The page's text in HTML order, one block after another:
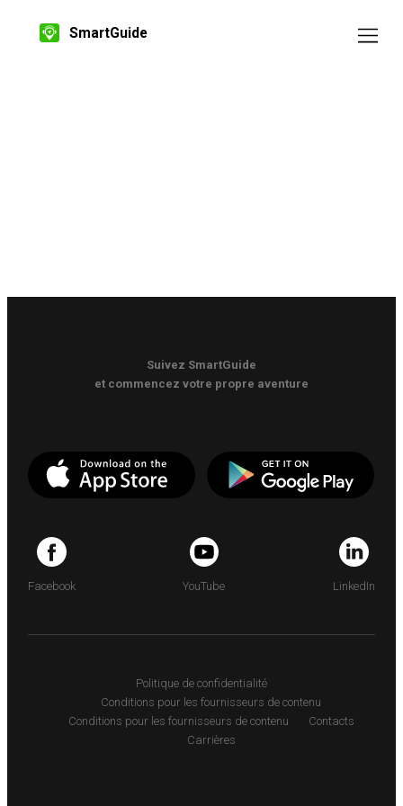
SmartGuide
Suivez SmartGuide
et commencez votre propre aventure
Facebook YouTube LinkedIn
Politique de confidentialité
Conditions pour les fournisseurs de contenu
Conditions pour les fournisseurs de contenu
Contacts
Carrières